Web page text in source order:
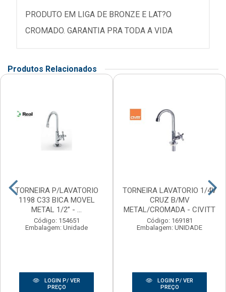
PRODUTO EM LIGA DE BRONZE E LAT?O
CROMADO. GARANTIA PRA TODA A VIDA
Produtos Relacionados
TORNEIRA P/LAVATORIO
1198 C33 BICA MOVEL
METAL 1/2” - ...
Código: 154651
Embalagem: Unidade
LOGIN P/ VER
PREÇO
TORNEIRA LAVATORIO 1/4V
CRUZ B/MV
METAL/CROMADA - CIVITT
Código: 169181
Embalagem: UNIDADE
LOGIN P/ VER
PREÇO